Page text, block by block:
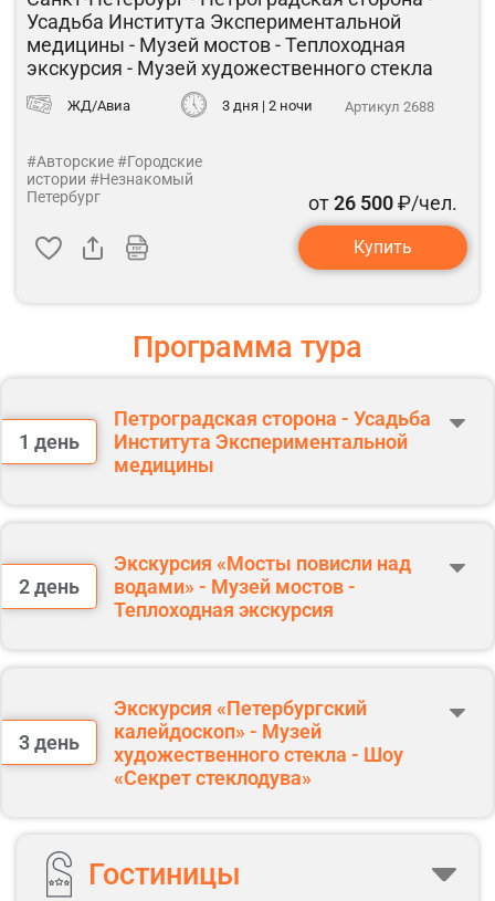
Усадьба Института Экспериментальной
медицины - Музей мостов - Теплоходная
экскурсия - Музей художественного стекла
ЖД/Авиа 3 дня | 2 ночи Артикул 2688
#Авторские #Городские
истории #Незнакомый
Петербург
от26 500₽/чел.
Купить
Программа тура
1 день
Петроградская сторона - Усадьба
Института Экспериментальной
медицины
Прибытие в Санкт-Петербург.
Авторская экскурсия по Петроградской стороне
Научной библиотеки Института
Трансфер в гостиницу. Размещение.
2 день
Экскурсия «Мосты повисли над
водами» - Музей мостов -
Теплоходная экскурсия
Завтрак.
Встреча с гидом в холле.
Авторская экскурсия «Мосты повисли над
водами»
Обед на маршруте.
3 день
Экскурсия «Петербургский
калейдоскоп» - Музей
художественного стекла - Шоу
«Секрет стеклодува»
Освобождение номеров.
Выезд из гостиницы с вещами.
Гостиницы